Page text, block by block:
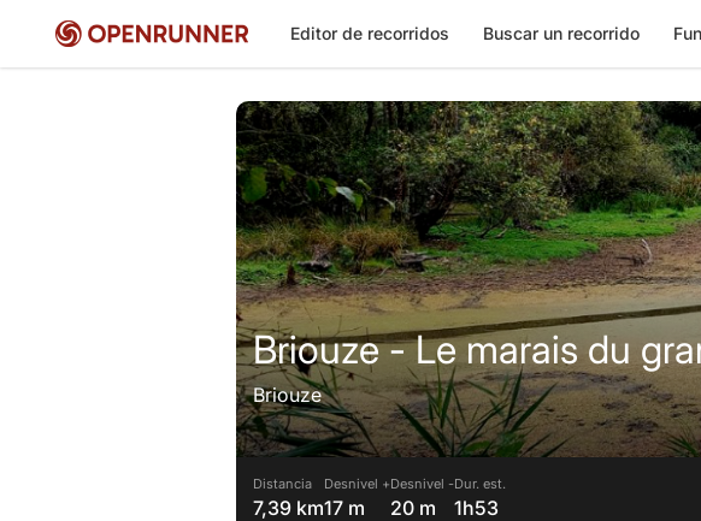
Editor de recorridos Buscar un recorrido
Briouze - Le marais du
Briouze
Distancia
7,39 km
Desnivel +
17 m
Desnivel -
20 m
Dur. est.
1h53